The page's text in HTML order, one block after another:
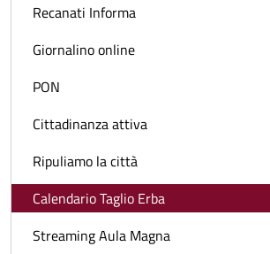
Recanati Informa
Giornalino online
PON
Cittadinanza attiva
Ripuliamo la città
Calendario Taglio Erba
Streaming Aula Magna